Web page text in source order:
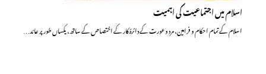
اسلام میں اجتماعیت کی اہمیت
اسلام کے تمام احکام و فرامین، مرد و عورت کے دائرۂ کار کے اختصاص کے ساتھ، یکساں طور پر عائد…